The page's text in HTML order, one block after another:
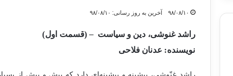
۹۸/۰۸/۱۰ آخرین به روز رسانی: ۹۸/۰۸/۱۰
راشد غنوشی، دین و سیاست – (قسمت اول)
نویسنده: عدنان فلاحی
راشد غنّوشی، پیشینه و بیشینه‌ای دارد که بیش و پیش از